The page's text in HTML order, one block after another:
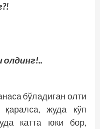
бўладиган олти
жуда кўп
катта юки бор,